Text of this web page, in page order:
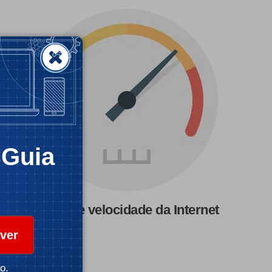
Teste de velocidade da Internet